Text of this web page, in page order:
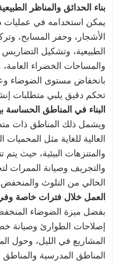
بناء الحدائق والمناظر
يمكن استخدامه في عمليات
الأشجار، وحفر المسابح،
الطبيعية، وتشكيل التضاريس
والمساحات الخضراء العامة،
بانخفاض مستوى الضوضاء
تحكم دقيق يلبي متطلبات
البناء في المناطق الحساسة
ويشمل ذلك المناطق ذات
العالية للغاية مثل المحميات
والمتنزهات البيئية، حيث يتم
والتجريف وصيانة الممرات
الخالي من التلوث
العمل خلال فترات خاصة وفي
بفضل ميزة الضوضاء
إصلاحات الطوارئ وصيانة
المشاريع في الليل، وحول
المناطق المدرسية والمناطق